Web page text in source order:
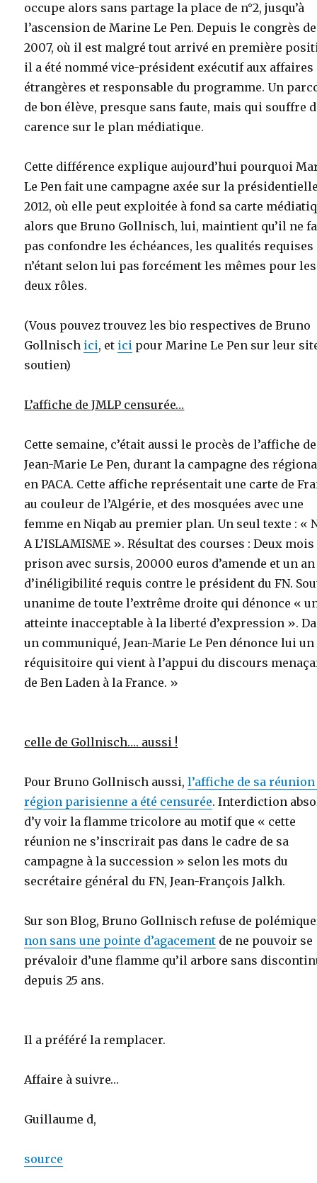
occupe alors sans partage la place de n°2, jusqu’à
l’ascension de Marine Le Pen. Depuis le congrès de
2007, où il est malgré tout arrivé en première
il a été nommé vice-président exécutif aux affaires
étrangères et responsable du programme. Un
de bon élève, presque sans faute, mais qui souffre
carence sur le plan médiatique.
Cette différence explique aujourd’hui pourquoi
Le Pen fait une campagne axée sur la
2012, où elle peut exploitée à fond sa carte
alors que Bruno Gollnisch, lui, maintient qu’il ne
pas confondre les échéances, les qualités requises
n’étant selon lui pas forcément les mêmes pour les
deux rôles.
(Vous pouvez trouvez les bio respectives de Bruno
Gollnisch ici, et ici pour Marine Le Pen sur leur
soutien)
L’affiche de JMLP censurée…
Cette semaine, c’était aussi le procès de l’affiche de
Jean-Marie Le Pen, durant la campagne des
en PACA. Cette affiche représentait une carte de
au couleur de l’Algérie, et des mosquées avec une
femme en Niqab au premier plan. Un seul texte : «
A L’ISLAMISME ». Résultat des courses : Deux mois
prison avec sursis, 20000 euros d’amende et un an
d’inéligibilité requis contre le président du FN.
unanime de toute l’extrême droite qui dénonce «
atteinte inacceptable à la liberté d’expression ».
un communiqué, Jean-Marie Le Pen dénonce lui un
réquisitoire qui vient à l’appui du discours
de Ben Laden à la France. »
celle de Gollnisch…. aussi !
Pour Bruno Gollnisch aussi,l’affiche de sa
région parisienne a été censurée. Interdiction
d’y voir la flamme tricolore au motif que « cette
réunion ne s’inscrirait pas dans le cadre de sa
campagne à la succession » selon les mots du
secrétaire général du FN, Jean-François Jalkh.
Sur son Blog, Bruno Gollnisch refuse de
non sans une pointe d’agacement de ne pouvoir se
prévaloir d’une flamme qu’il arbore sans
depuis 25 ans.
Il a préféré la remplacer.
Affaire à suivre…
Guillaume d,
source